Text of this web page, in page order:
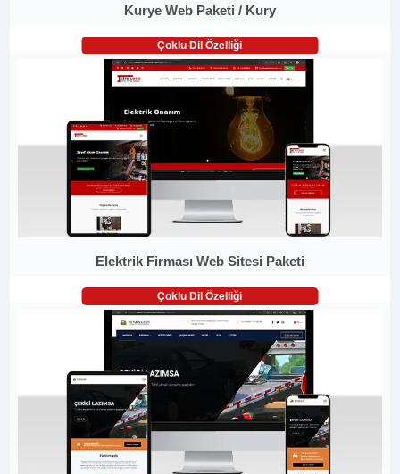
Kurye Web Paketi / Kury
Çoklu Dil Özelliği
Elektrik Firması Web Sitesi Paketi
Çoklu Dil Özelliği